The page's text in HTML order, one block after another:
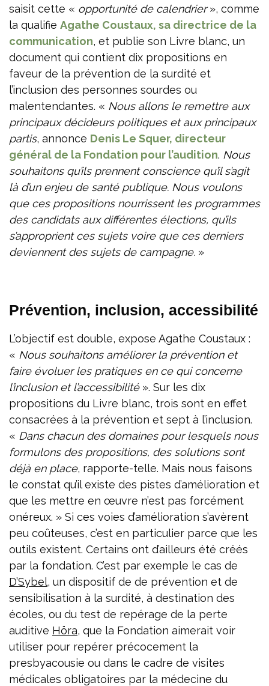
saisit cette « opportunité de calendrier», comme
la qualifie Agathe Coustaux, sa directrice de la
communication, et publie son Livre blanc, un
document qui contient dix propositions en
faveur de la prévention de la surdité et
l’inclusion des personnes sourdes ou
malentendantes. « Nous allons le remettre aux
principaux décideurs politiques et aux principaux
partis, annonce Denis Le Squer, directeur
général de la Fondation pour l’audition. Nous
souhaitons qu’ils prennent conscience qu’il s’agit
là d’un enjeu de santé publique. Nous voulons
que ces propositions nourrissent les programmes
des candidats aux différentes élections, qu’ils
s’approprient ces sujets voire que ces derniers
deviennent des sujets de campagne. »
Prévention, inclusion, accessibilité
L’objectif est double, expose Agathe Coustaux :
« Nous souhaitons améliorer la prévention et
faire évoluer les pratiques en ce qui concerne
l’inclusion et l’accessibilité ». Sur les dix
propositions du Livre blanc, trois sont en effet
consacrées à la prévention et sept à l’inclusion.
« Dans chacun des domaines pour lesquels nous
formulons des propositions, des solutions sont
déjà en place, rapporte-telle. Mais nous faisons
le constat qu’il existe des pistes d’amélioration et
que les mettre en œuvre n’est pas forcément
onéreux. » Si ces voies d’amélioration s’avèrent
peu coûteuses, c’est en particulier parce que les
outils existent. Certains ont d’ailleurs été créés
par la fondation. C’est par exemple le cas de
D’Sybel, un dispositif de de prévention et de
sensibilisation à la surdité, à destination des
écoles, ou du test de repérage de la perte
auditive Höra, que la Fondation aimerait voir
utiliser pour repérer précocement la
presbyacousie ou dans le cadre de visites
médicales obligatoires par la médecine du